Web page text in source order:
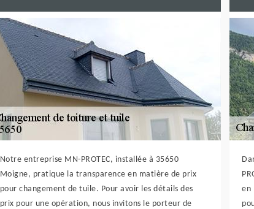
Notre entreprise MN-PROTEC, installée à 35650
Moigne, pratique la transparence en matière de prix
pour changement de tuile. Pour avoir les détails des
prix pour une opération, nous invitons le porteur de
en